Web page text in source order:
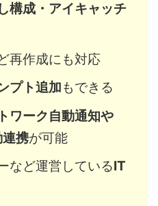
構成・アイキャッチ
再作成にも対応
プト追加もできる
ワーク自動通知や
携が可能
など運営しているIT